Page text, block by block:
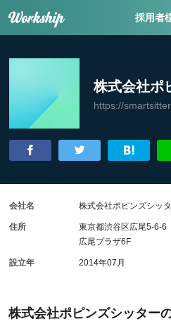
採用者
株式会社ポ
https://
株式会社ポピンズシッター
会社名 株式会社ポピンズシッ
住所
東京都渋谷区広尾5-6-6
広尾プラザ6F
設立年 2014年07月